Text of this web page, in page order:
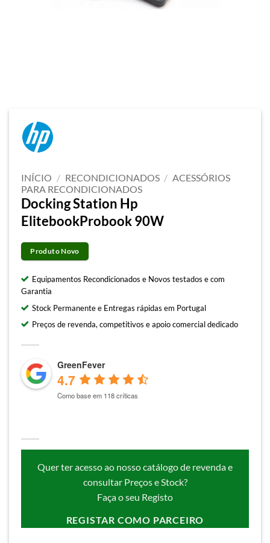
INÍCIO / RECONDICIONADOS / ACESSÓRIOS
PARA RECONDICIONADOS
Docking Station Hp
ElitebookProbook 90W
Produto Novo
Equipamentos Recondicionados e Novos testados e com
Garantia
Stock Permanente e Entregas rápidas em Portugal
Preços de revenda, competitivos e apoio comercial dedicado
GreenFever
4.7
Como base em 118 críticas
Quer ter acesso ao nosso catálogo de revenda e
consultar Preços e Stock?
Faça o seu Registo
REGISTAR COMO PARCEIRO